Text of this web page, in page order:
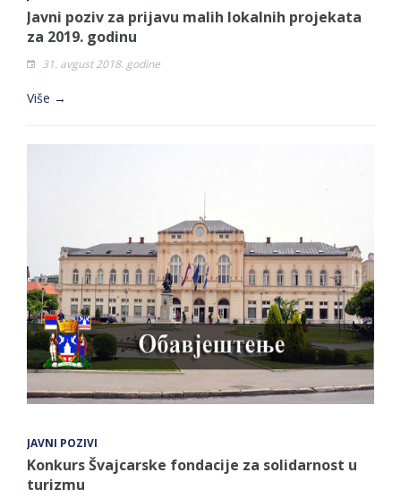
Javni poziv za prijavu malih lokalnih projekata
za 2019. godinu
31. avgust 2018. godine
Više →
JAVNI POZIVI
Konkurs Švajcarske fondacije za solidarnost u
turizmu